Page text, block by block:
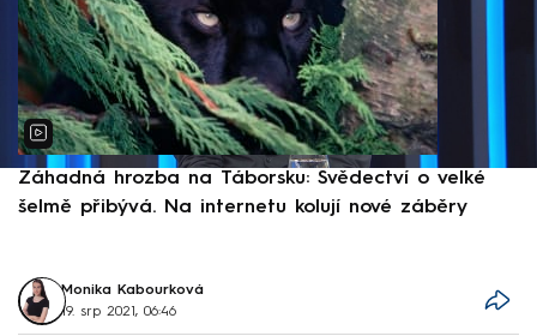
Záhadná hrozba na Táborsku: Svědectví o velké
šelmě přibývá. Na internetu kolují nové záběry
Monika Kabourková
19. srp 2021, 06:46